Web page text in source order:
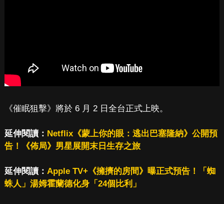
《催眠狙擊》將於 6 月 2 日全台正式上映。
延伸閱讀： Netflix《蒙上你的眼：逃出巴塞隆納》公開預
告！《佈局》男星展開末日生存之旅
延伸閱讀： Apple TV+《擁擠的房間》曝正式預告！「蜘
蛛人」湯姆霍蘭德化身「24個比利」